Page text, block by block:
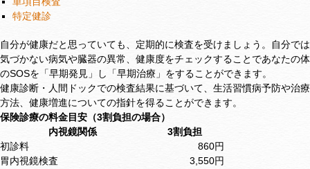
特定健診
自分が健康だと思っていても、定期的に検査を受けましょう。自分では
気づかない病気や臓器の異常、健康度をチェックすることであなたの体
のSOSを「早期発見」し「早期治療」をすることができます。
健康診断・人間ドックでの検査結果に基づいて、生活習慣病予防や治療
方法、健康増進についての指針を得ることができます。
保険診療の料金目安（3割負担の場合）
内視鏡関係
3割負担
初診料
860円
胃内視鏡検査
3,550円